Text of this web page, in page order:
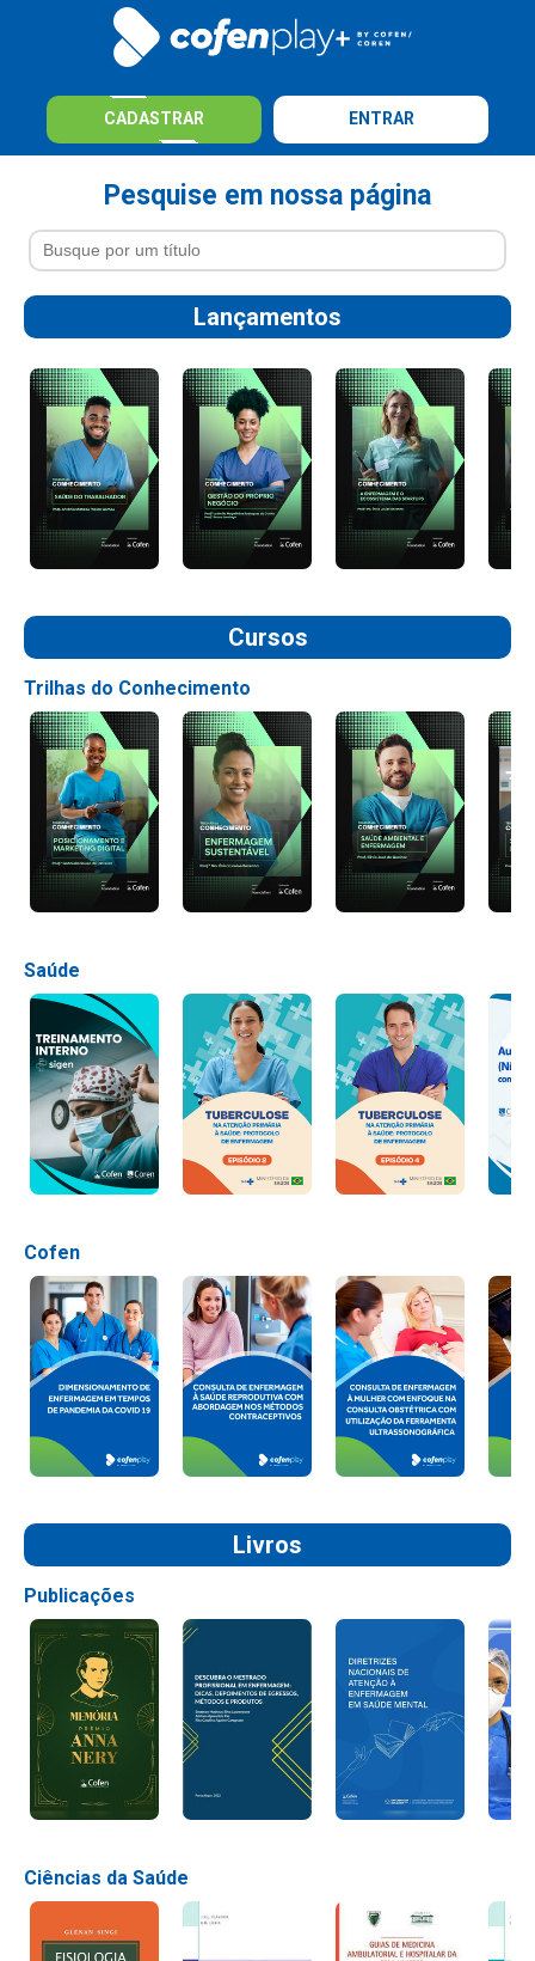
CADASTRAR ENTRAR
Pesquise em nossa página
Lançamentos
Cursos
Trilhas do Conhecimento
Saúde
Cofen
Livros
Publicações
Ciências da Saúde